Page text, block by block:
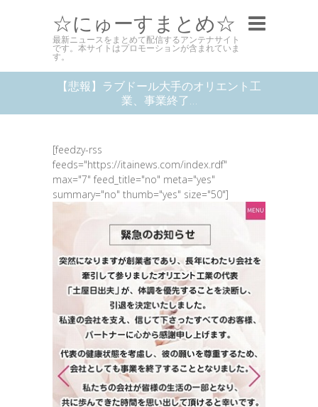
☆にゅーすまとめ☆
最新ニュースをまとめて配信するアンテナサイト
です。本サイトはプロモーションが含まれていま
す。
【悲報】ラブドール大手のオリエント工
業、事業終了…
[feedzy-rss
feeds="https://itainews.com/index.rdf"
max="7" feed_title="no" meta="yes"
summary="no" thumb="yes" size="50"]